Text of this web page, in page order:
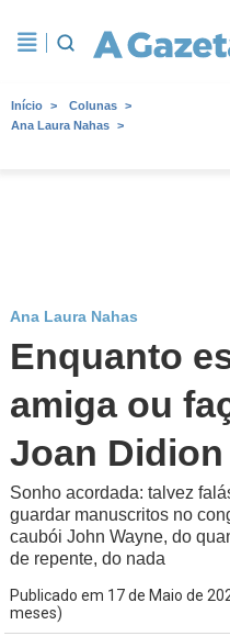
Início
Colunas
Ana Laura Nahas
Ana Laura Nahas
Enquanto
amiga ou
Joan Didion
Sonho acordada: talvez
guardar manuscritos no
caubói John Wayne, do
de repente, do nada
Publicado em 17 de Maio de
meses)